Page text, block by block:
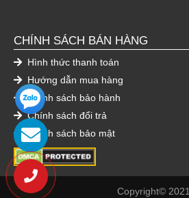
CHÍNH SÁCH BÁN HÀNG
Hình thức thanh toán
Hướng dẫn mua hàng
Chính sách bảo hành
Chính sách đổi trả
Chính sách bảo mật
Copyright© 2021